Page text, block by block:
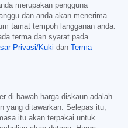
merupakan pengguna
dan anda akan menerima
tamat tempoh langganan anda.
terma dan syarat pada
Privasi/Kuki dan Terma
di bawah harga diskaun adalah
yang ditawarkan. Selepas itu,
itu akan terpakai untuk